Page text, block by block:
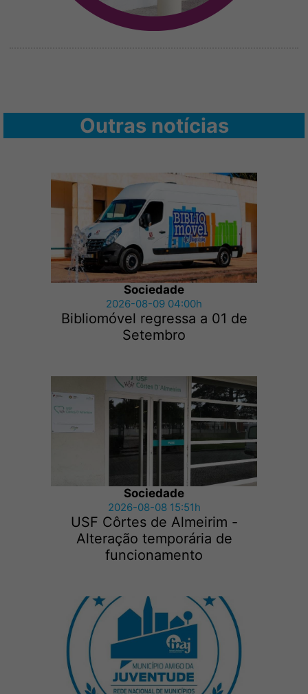
Outras notícias
Sociedade
2026-08-09 04:00h
Bibliomóvel regressa a 01 de
Setembro
Sociedade
2026-08-08 15:51h
USF Côrtes de Almeirim -
Alteração temporária de
funcionamento